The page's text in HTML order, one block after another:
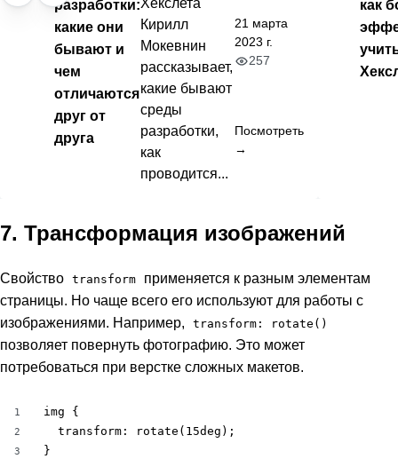
разработки:
какие они
бывают и
чем
отличаются
друг от
друга
Кирилл
Мокевнин
рассказывает,
какие бывают
среды
разработки,
как
проводится...
21 марта
2023 г.
257
Посмотреть
→
как
7. Трансформация изображений
Свойство transform
применяется к разным элементам
страницы. Но чаще всего его используют для работы с
изображениями. Например,
transform: rotate()
позволяет повернуть фотографию. Это может
потребоваться при верстке сложных макетов.
1
2
3
img {
  transform: rotate(15deg);
}